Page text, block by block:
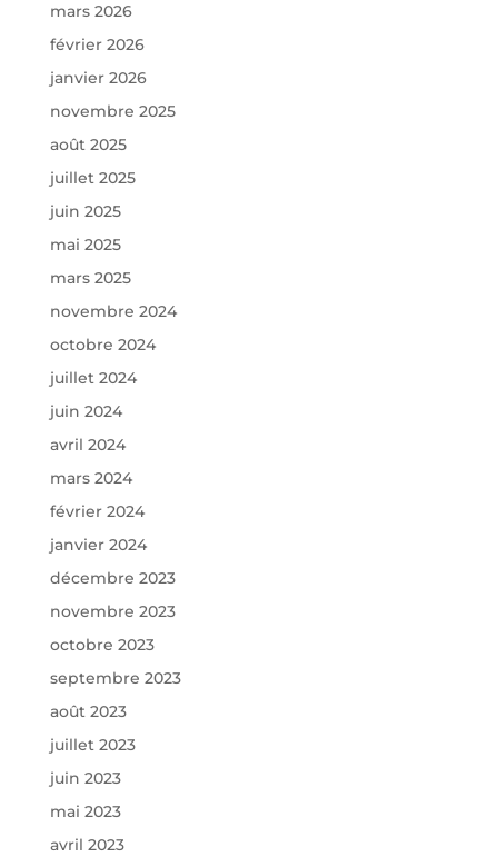
mars 2026
février 2026
janvier 2026
novembre 2025
août 2025
juillet 2025
juin 2025
mai 2025
mars 2025
novembre 2024
octobre 2024
juillet 2024
juin 2024
avril 2024
mars 2024
février 2024
janvier 2024
décembre 2023
novembre 2023
octobre 2023
septembre 2023
août 2023
juillet 2023
juin 2023
mai 2023
avril 2023